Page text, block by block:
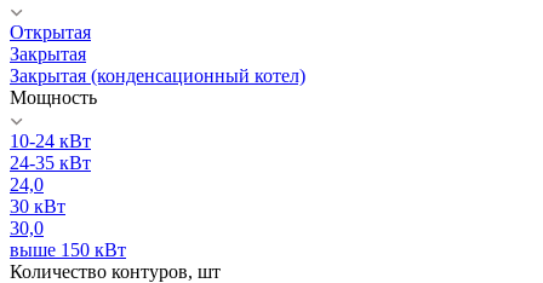
Открытая
Закрытая
Закрытая (конденсационный котел)
Мощность
10-24 кВт
24-35 кВт
24,0
30 кВт
30,0
выше 150 кВт
Количество контуров, шт